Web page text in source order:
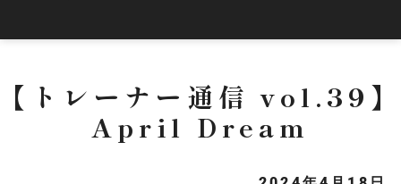
【トレーナー通信 vol.39】
April Dream